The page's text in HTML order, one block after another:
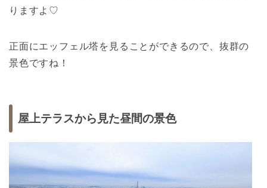
りますよ♡
正面にエッフェル塔を見ることができるので、抜群の
景色ですね！
屋上テラスから見た昼間の景色